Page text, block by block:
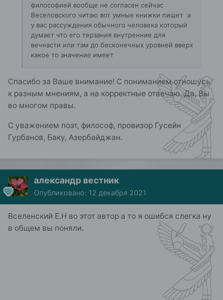
философией вообще не согласен сейчас
Веселовского читаю вот умные книжки пишет а
у вас рассуждения обычного человека который
думает что его терзания внутренние для
вечнасти или там до бесконечных уровней вверх
какое то значение имеет
Спасибо за Ваше внимание! С пониманием отношусь
к разным мнениям, а на корректные отвечаю. Да, Вы
во многом правы.
С уважением поэт, философ, провизор Гусейн
Гурбанов, Баку, Азербайджан.
александр вестник
Опубликовано: 12 декабря 2021
Вселенский Е.Н во этот автор а то я ошибся слегка ну
в общем вы поняли.